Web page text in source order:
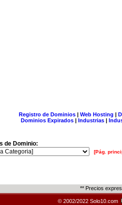
Registro de Dominios| Web Hosting |
Dominios Expirados | Industrias |
de Dominio:
[Pág.
** Precios
© 2002/2022 Solo10.com